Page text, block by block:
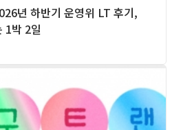
년 하반기 운영위 LT 후기,
1박 2일